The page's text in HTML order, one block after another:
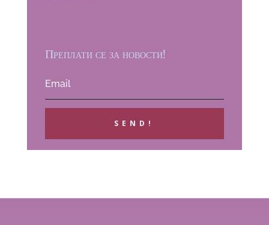
Преплати се за новости!
SEND!